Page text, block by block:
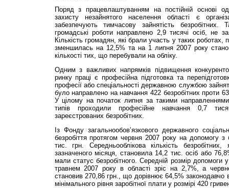
Поряд з працевлаштуванням на постійній основі
захисту незайнятого населення області є
забезпечують тимчасову зайнятість
громадські роботи направлено 2,9 тисячі осіб, не
Кількість громадян, які брали участь у таких роботах,
зменшилась на 12,5% та на 1 липня 2007 року
кількості тих, що перебували на обліку.
Одним з важливих напрямків підвищення
ринку праці є професійна підготовка та
професії або спеціальності державною службою
було направлено на навчання 422 безробітних проти
У цілому на початок липня за такими
типів проходили професійне навчання 0,7
зареєстрованих безробітних.
Із Фонду загальнообов’язкового державного
безробіття протягом червня 2007 року на допомогу з
тис. грн. Середньооблікова кількість
зазначеного місяця, становила 14,2 тис. осіб або
мали статус безробітного. Середній розмір допомоги
травнем 2007 року в області зріс на 2,7%, а
становив 270,86 грн., що дорівнює 64,5% законодавчо
мінімального рівня заробітної плати у розмірі 420